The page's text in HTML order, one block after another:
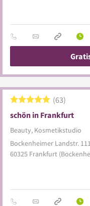
schön in Frankfurt
Beauty, Kosmetikstudio
63
Bockenheimer Landstr. 111
60325 Frankfurt